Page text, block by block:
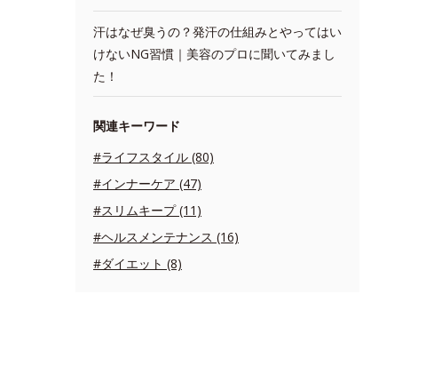
汗はなぜ臭うの？発汗の仕組みとやってはい
けないNG習慣｜美容のプロに聞いてみまし
た！
関連キーワード
#ライフスタイル (80)
#インナーケア (47)
#スリムキープ (11)
#ヘルスメンテナンス (16)
#ダイエット (8)